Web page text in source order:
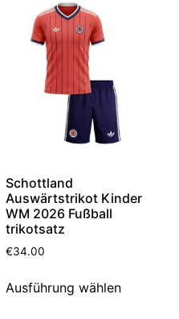
Schottland
Auswärtstrikot Kinder
WM 2026 Fußball
trikotsatz
€34.00
Ausführung wählen